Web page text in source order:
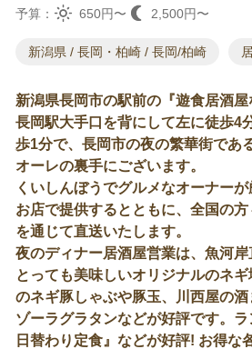
予算：
650円〜 2,500円〜
新潟県 / 長岡・柏崎 / 長岡/柏崎
新潟県長岡市の駅前の『遊食居酒屋
長岡駅大手口を背にして左に徒歩4
歩1分で、長岡市の夜の繁華街であ
オーレの裏手にございます。
くいしんぼうでグルメなオーナー
お店で提供するとともに、全国の
を通じて直送いたします。
夜のディナー居酒屋営業は、魚河岸
とっても美味しいオリジナルのネ
のネギ豚しゃぶや豚玉、川西屋の
ゾーラグラタンなどが好評です。
日替わり定食』などが好評! お得な